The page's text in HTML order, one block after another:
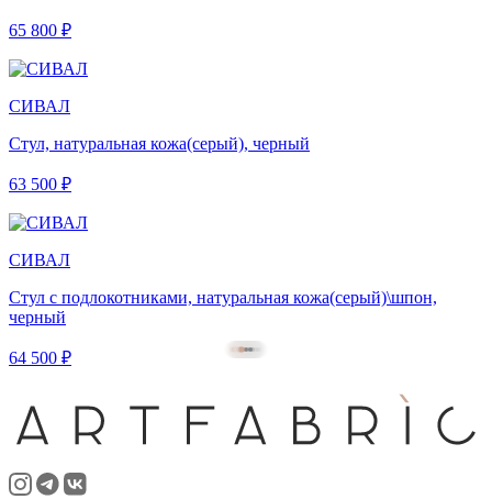
65 800 ₽
СИВАЛ
Стул, натуральная кожа(серый), черный
63 500 ₽
СИВАЛ
Стул с подлокотниками, натуральная кожа(серый)\шпон,
черный
64 500 ₽